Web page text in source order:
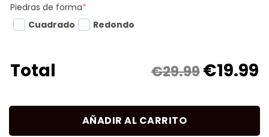
Piedras de forma*
Cuadrado
Redondo
Total €29.99€19.99
AÑADIR AL CARRITO